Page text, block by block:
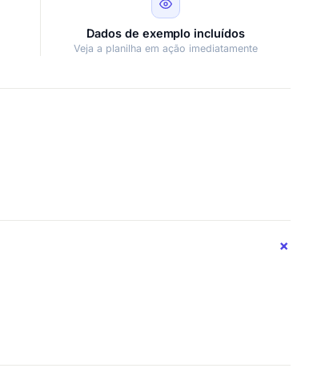
Dados de exemplo incluídos
Veja a planilha em ação imediatamente